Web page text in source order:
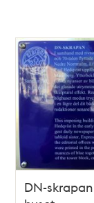
DN-